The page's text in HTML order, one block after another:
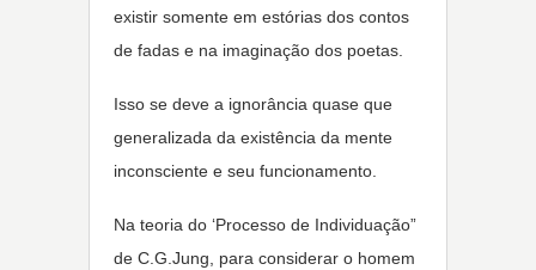
existir somente em estórias dos contos
de fadas e na imaginação dos poetas.
Isso se deve a ignorância quase que
generalizada da existência da mente
inconsciente e seu funcionamento.
Na teoria do ‘Processo de Individuação”
de C.G.Jung, para considerar o homem